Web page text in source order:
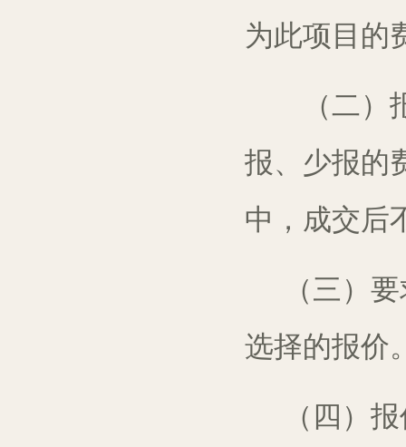
为此项目的
（二）
报、少报的
中，成交后
（三）
选择的报价
（四）